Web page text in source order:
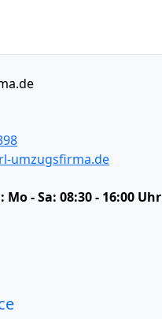
umzugsfirma.de
Mo - Sa: 08:30 - 16:00 Uhr